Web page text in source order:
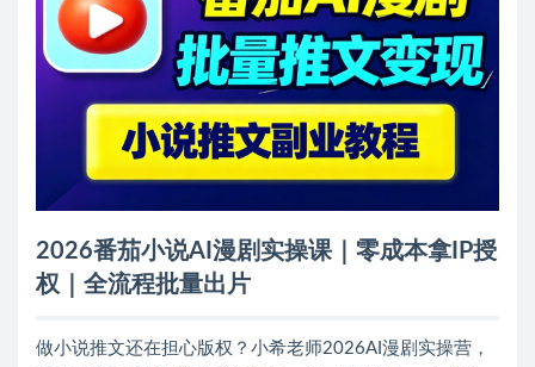
2026番茄小说AI漫剧实操课｜零成本拿IP授
权｜全流程批量出片
做小说推文还在担心版权？小希老师2026AI漫剧实操营，